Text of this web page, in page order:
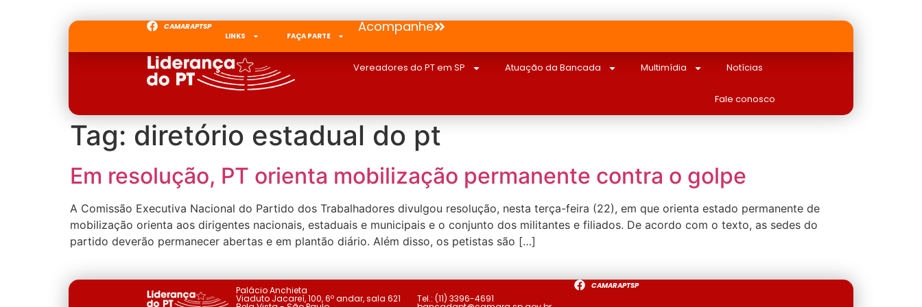
CAMARAPTSP
LINKS
FAÇA PARTE
Acompanhe
Vereadores do PT em SP Atuação da Bancada Multimídia Notícias
Fale conosco
Tag: diretório estadual do pt
Em resolução, PT orienta mobilização permanente contra o golpe
A Comissão Executiva Nacional do Partido dos Trabalhadores divulgou resolução, nesta terça-feira (22), em que orienta estado permanente de
mobilização orienta aos dirigentes nacionais, estaduais e municipais e o conjunto dos militantes e filiados. De acordo com o texto, as sedes do
partido deverão permanecer abertas e em plantão diário. Além disso, os petistas são […]
Palácio Anchieta
Viaduto Jacareí, 100, 6º andar, sala 621 Tel.: (11) 3396-4691
CAMARAPTSP